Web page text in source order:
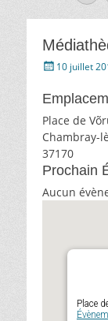
Écrit10 juillet
Place de
Chambray-
37170
Prochain
Aucun
Place